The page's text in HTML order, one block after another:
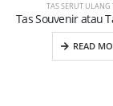
TAS SERUT
READ